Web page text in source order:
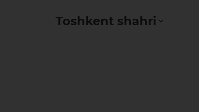
Toshkent shahri